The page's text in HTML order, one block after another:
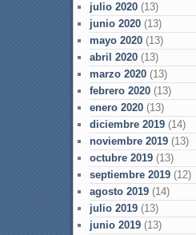
julio 2020(13)
junio 2020(13)
mayo 2020(13)
abril 2020(13)
marzo 2020(13)
febrero 2020(13)
enero 2020(13)
diciembre 2019(14)
noviembre 2019(13)
octubre 2019(13)
septiembre 2019(12)
agosto 2019(14)
julio 2019(13)
junio 2019(13)